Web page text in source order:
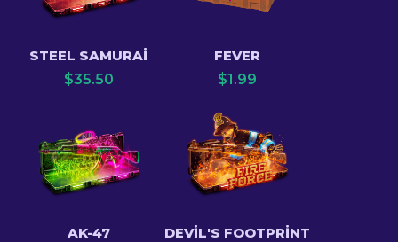
STEEL SAMURAI
$35.50
FEVER
$1.99
AK-47 DEVIL'S FOOTPRINT